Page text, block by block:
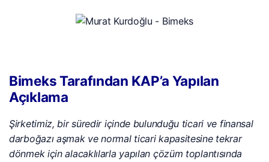
Bimeks Tarafından KAP’a Yapılan
Açıklama
Şirketimiz, bir süredir içinde bulunduğu ticari ve finansal
darboğazı aşmak ve normal ticari kapasitesine tekrar
dönmek için alacaklılarla yapılan çözüm toplantısında